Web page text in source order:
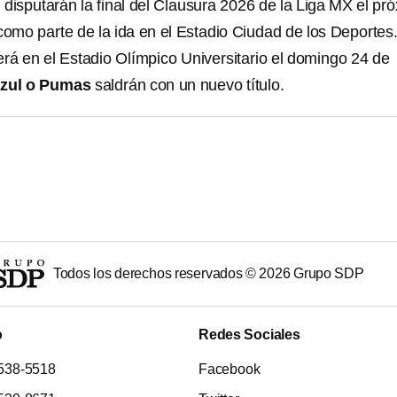
disputarán la final del Clausura 2026 de la Liga MX el
parte de la ida en el Estadio Ciudad de los Deportes.
en el Estadio Olímpico Universitario el domingo 24 de
o Pumassaldrán con un nuevo título.
Todos los derechos reservados © 2026Grupo SDP
5518
Redes Sociales
Facebook